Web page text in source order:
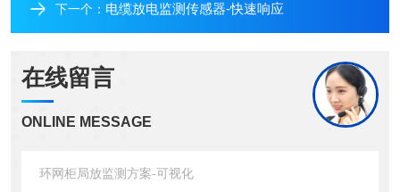
下一个： 电缆放电监测传感器-快速响应
在线留言
ONLINE MESSAGE